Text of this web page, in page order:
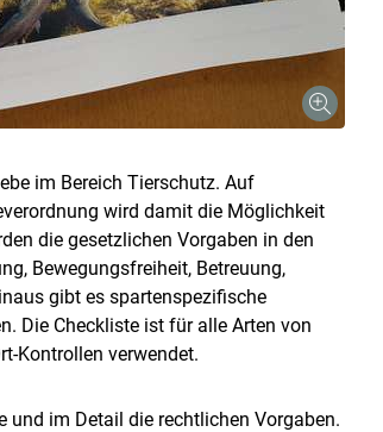
im Bereich Tierschutz. Auf
wird damit die Möglichkeit
die gesetzlichen Vorgaben in den
Bewegungsfreiheit, Betreuung,
gibt es spartenspezifische
Die Checkliste ist für alle Arten von
Kontrollen verwendet.
und im Detail die rechtlichen Vorgaben.